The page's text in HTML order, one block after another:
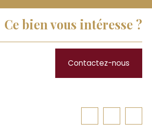
Ce bien vous intéresse ?
Contactez-nous